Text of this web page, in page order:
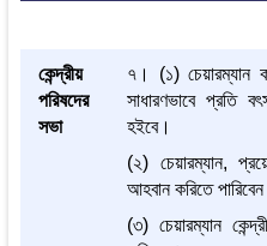
কেন্দ্রীয়
পরিষদের
সভা
৭। (১) চেয়ারম্যান
সাধারণভাবে প্রতি
হইবে।
(২) চেয়ারম্যান,
আহবান করিতে
(৩) চেয়ারম্যান